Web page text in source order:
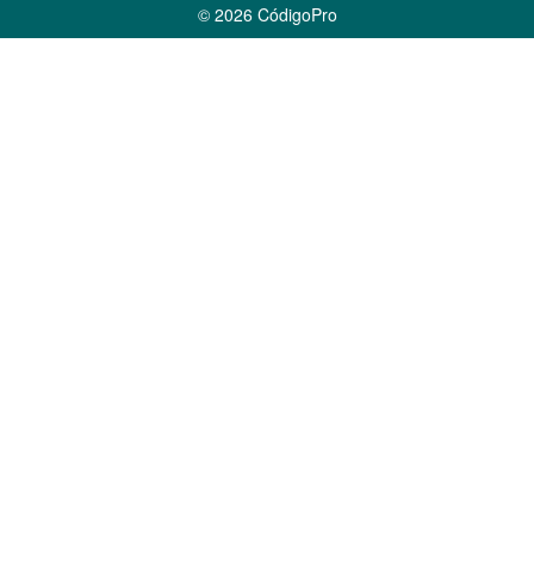
© 2026 CódigoPro